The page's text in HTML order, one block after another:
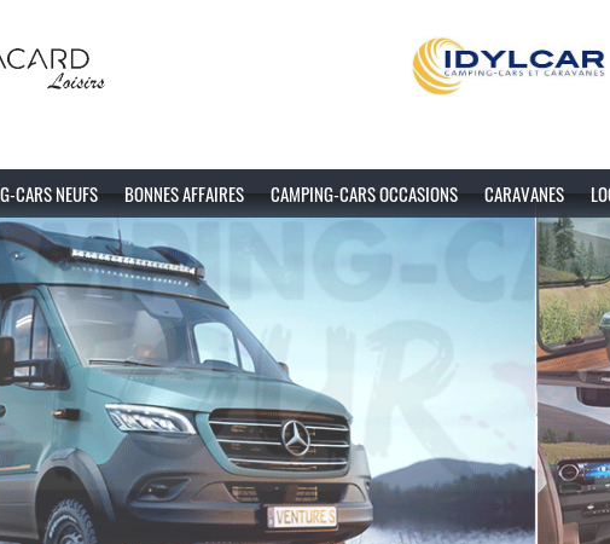
CARS NEUFS BONNES AFFAIRES CAMPING-CARS OCCASIONS CARAVANES